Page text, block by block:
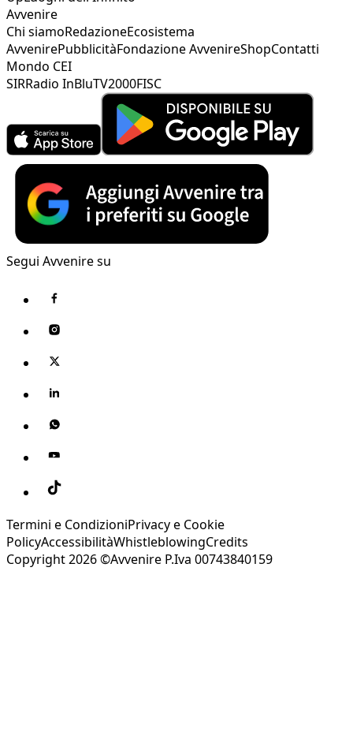
Avvenire
Chi siamoRedazioneEcosistema
AvvenirePubblicitàFondazione AvvenireShopContatti
Mondo CEI
SIRRadio InBluTV2000FISC
Segui Avvenire su
Termini e CondizioniPrivacy e Cookie
PolicyAccessibilitàWhistleblowingCredits
Copyright 2026 ©Avvenire P.Iva 00743840159